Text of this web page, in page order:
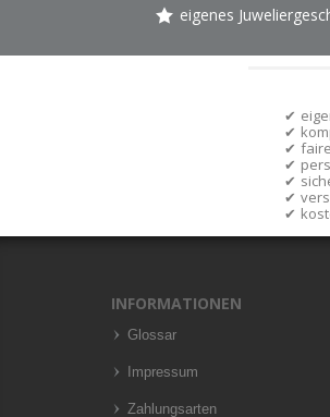
eigenes
INFORMATIONEN
Glossar
Impressum
Zahlungsarten